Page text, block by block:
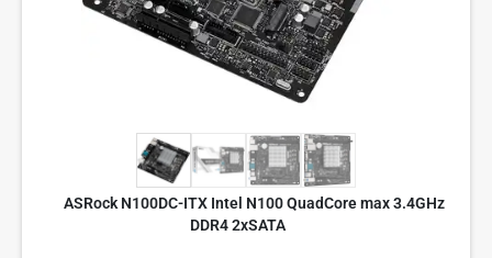
ASRock N100DC-ITX Intel N100 QuadCore max 3.4GHz
DDR4 2xSATA